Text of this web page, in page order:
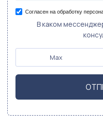
Согласен на обработку
В каком
Max